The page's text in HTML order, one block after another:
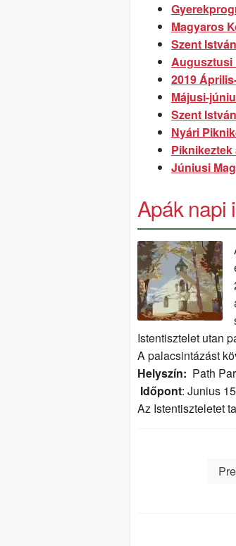
Magyaros
Szent
Augusztusi
2019
Májusi-
Szent
Nyári
Júniusi
Apák napi
Istentisztelet utan
A palacsintázást
Helyszín: Path
Időpont: Junius
Az Istentiszteletet